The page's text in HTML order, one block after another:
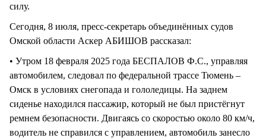
силу.
Сегодня, 8 июля, пресс-секретарь объединённых судов
Омской области Аскер АБИШОВ рассказал:
• Утром 18 февраля 2025 года БЕСПАЛОВ Ф.С., управляя
автомобилем, следовал по федеральной трассе Тюмень –
Омск в условиях снегопада и гололедицы. На заднем
сиденье находился пассажир, который не был пристёгнут
ремнем безопасности. Двигаясь со скоростью около 80 км/ч,
водитель не справился с управлением, автомобиль занесло